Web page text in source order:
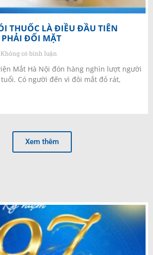
THUỐC LÀ ĐIỀU ĐẦU TIÊN
ĐỐI MẶT
Không có bình luận
Mắt Hà Nội đón hàng nghìn lượt người
Có người đến vì đôi mắt đỏ rát,
Xem thêm